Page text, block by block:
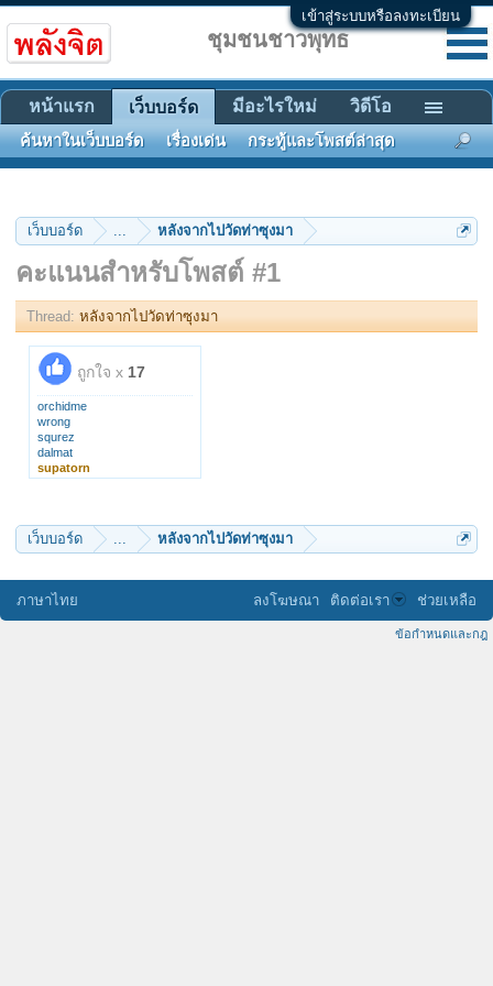
เข้าสู่ระบบหรือลงทะเบียน
เว็บบอร์ด ... หลังจากไปวัดท่าซุงมา
คะแนนสำหรับโพสต์ #1
Thread: หลังจากไปวัดท่าซุงมา
ถูกใจ x 17
orchidme
wrong
squrez
dalmat
supatorn
Duanpen_2499
sucha49
bcbig_beam
A&J
ศิลปินชนบท
dhamaskidjai
เว็บบอร์ด ... หลังจากไปวัดท่าซุงมา
ชุมชนชาวพุทธ
หน้าแรก เว็บบอร์ด
ค้นหาในเว็บบอร์ด เรื่องเด่น กระทู้และโพสต์ล่าสุด
มีอะไรใหม่ วิดีโอ
ภาษาไทย ลงโฆษณา ติดต่อเรา ช่วยเหลือ
ข้อกำหนดและกฎ